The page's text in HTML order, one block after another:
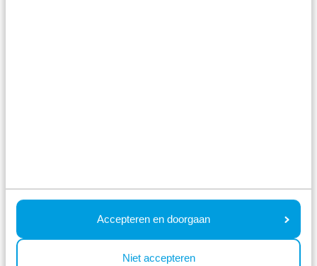
Accepteren en doorgaan
Niet accepteren